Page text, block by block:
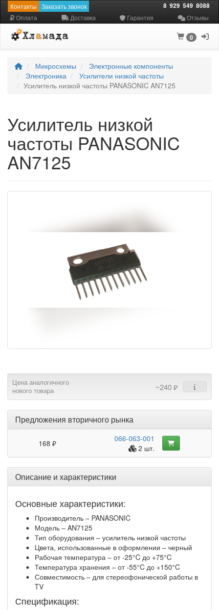
Контакты Заказать звонок 8 929 549 8088
Оплата Доставка Гарантия Отзывы
0
Микросхемы
Электронные компоненты
Электроника
Усилители низкой частоты
Усилитель низкой частоты PANASONIC AN7125
Усилитель низкой
частоты PANASONIC
AN7125
Цена аналогичного
нового товара
~240 ₽
Предложения вторичного рынка
168 ₽
066-063-001
2 шт.
Описание и характеристики
Основные характеристики:
Производитель – PANASONIC
Модель – AN7125
Тип оборудования – усилитель низкой частоты
Цвета, использованные в оформлении – черный
Рабочая температура – от -25°C до +75°C
Температура хранения – от -55°C до +150°C
Совместимость – для стереофонической работы в
TV
Спецификация: